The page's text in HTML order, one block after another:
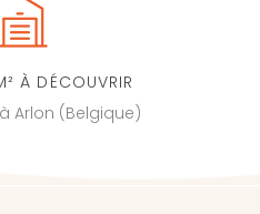
À DÉCOUVRIR
Arlon (Belgique)